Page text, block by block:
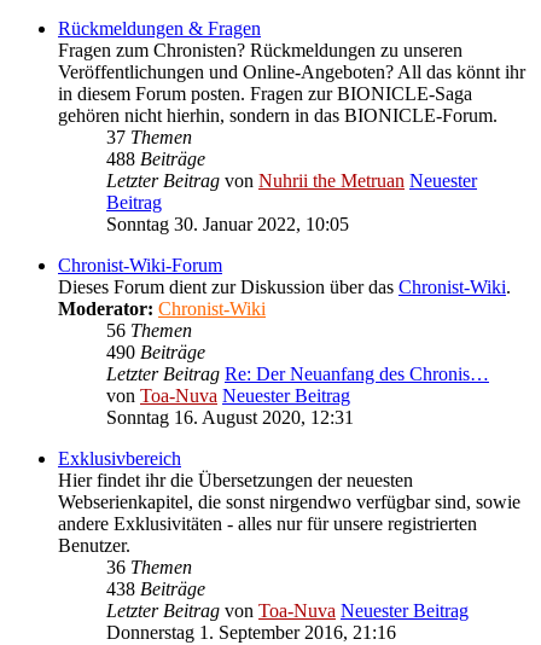
Rückmeldungen & Fragen
Fragen zum Chronisten? Rückmeldungen zu unseren
Veröffentlichungen und Online-Angeboten? All das könnt ihr
in diesem Forum posten. Fragen zur BIONICLE-Saga
gehören nicht hierhin, sondern in das BIONICLE-Forum.
37 Themen
488 Beiträge
Letzter Beitrag von Nuhrii the Metruan Neuester
Beitrag
Sonntag 30. Januar 2022, 10:05
Chronist-Wiki-Forum
Dieses Forum dient zur Diskussion über das Chronist-Wiki.
Moderator: Chronist-Wiki
56 Themen
490 Beiträge
Letzter Beitrag Re: Der Neuanfang des Chronis…
von Toa-Nuva Neuester Beitrag
Sonntag 16. August 2020, 12:31
Exklusivbereich
Hier findet ihr die Übersetzungen der neuesten
Webserienkapitel, die sonst nirgendwo verfügbar sind, sowie
andere Exklusivitäten - alles nur für unsere registrierten
Benutzer.
36 Themen
438 Beiträge
Letzter Beitrag von Toa-Nuva Neuester Beitrag
Donnerstag 1. September 2016, 21:16